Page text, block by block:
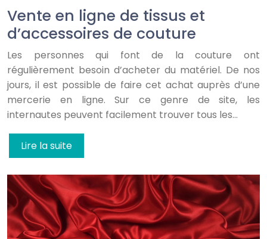
Vente en ligne de tissus et
d’accessoires de couture
Les personnes qui font de la couture ont
régulièrement besoin d’acheter du matériel. De nos
jours, il est possible de faire cet achat auprès d’une
mercerie en ligne. Sur ce genre de site, les
internautes peuvent facilement trouver tous les…
Lire la suite